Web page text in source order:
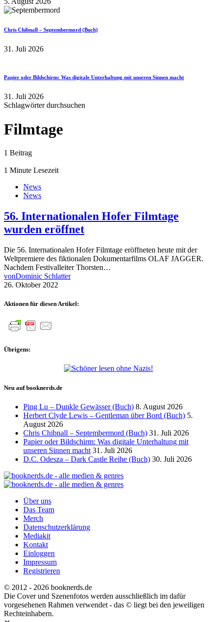
Chris Chibnall – Septembermord (Buch)
31. Juli 2026
Papier oder Bildschirm: Was digitale Unterhaltung mit unseren Sinnen macht
31. Juli 2026
Schlagwörter durchsuchen
Filmtage
1 Beitrag
1 Minute Lesezeit
News
News
56. Internationalen Hofer Filmtage
wurden eröffnet
Die 56. Internationalen Hofer Filmtage eröffneten heute mit der
Weltpremiere des fiktionalen Dokumentarfilms OLAF JAGGER.
Nachdem Festivalleiter Thorsten…
vonDominic Schlatter
26. Oktober 2022
Aktionen für diesen Artikel:
Übrigens:
Neu auf booknerds.de
Ping Lu – Dunkle Gewässer (Buch) 8. August 2026
Herbert Clyde Lewis – Gentleman über Bord (Buch) 5.
August 2026
Chris Chibnall – Septembermord (Buch) 31. Juli 2026
Papier oder Bildschirm: Was digitale Unterhaltung mit
unseren Sinnen macht 31. Juli 2026
D.C. Odesza – Dark Castle Reihe (Buch) 30. Juli 2026
Über uns
Das Team
Merch
Datenschutzerklärung
Mediakit
Kontakt
Einloggen
Impressum
Registrieren
© 2012 - 2026 booknerds.de
Die Cover und Szenenfotos werden ausschließlich im dafür
vorgesehenen Rahmen verwendet - das © liegt bei den jeweiligen
Rechteinhabern.